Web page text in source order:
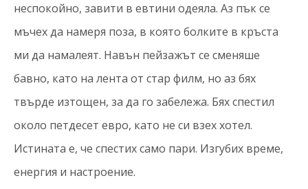
неспокойно, завити в евтини одеяла. Аз пък се
мъчех да намеря поза, в която болките в кръста
ми да намалеят. Навън пейзажът се сменяше
бавно, като на лента от стар филм, но аз бях
твърде изтощен, за да го забележа. Бях спестил
около петдесет евро, като не си взех хотел.
Истината е, че спестих само пари. Изгубих време,
енергия и настроение.